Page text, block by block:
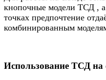
кнопочные модели ТСД ,
точках предпочтение
комбинированным
Использование ТСД на